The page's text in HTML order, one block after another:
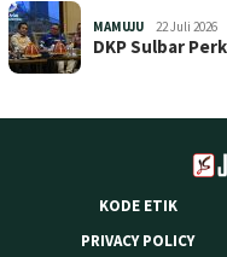
MAMUJU 22 Juli 2026
DKP Sulbar
KODE ETIK
PRIVACY POLICY